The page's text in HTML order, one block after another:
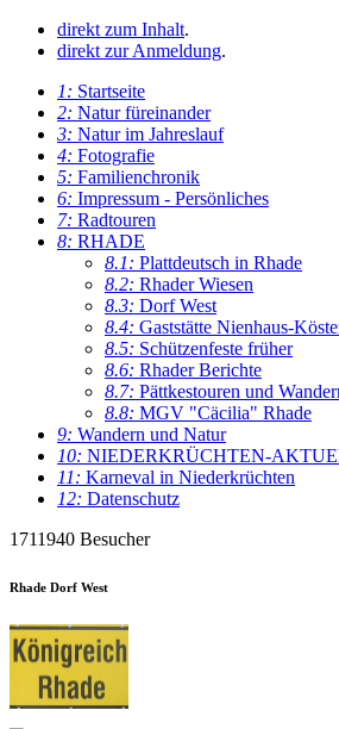
direkt zum Inhalt.
direkt zur Anmeldung.
1: Startseite
2: Natur füreinander
3: Natur im Jahreslauf
4: Fotografie
5: Familienchronik
6: Impressum - Persönliches
7: Radtouren
8: RHADE
8.1: Plattdeutsch in Rhade
8.2: Rhader Wiesen
8.3: Dorf West
8.4: Gaststätte Nienhaus-
8.5: Schützenfeste früher
8.6: Rhader Berichte
8.7: Pättkestouren und
8.8: MGV "Cäcilia" Rhade
9: Wandern und Natur
10: NIEDERKRÜCHTEN-
11: Karneval in Niederkrüchten
12: Datenschutz
1711940 Besucher
Rhade Dorf West